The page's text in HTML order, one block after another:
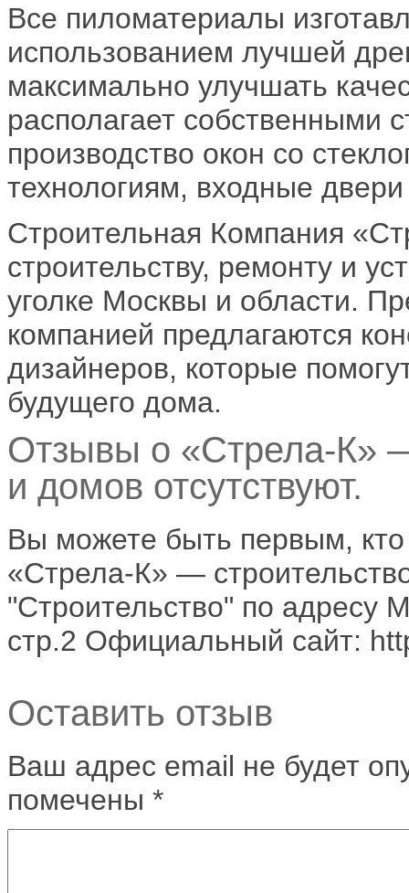
Все пиломатериалы
использованием лучшей
максимально улучшать
располагает собственными
производство окон со
технологиям, входные
Строительная Компания
строительству, ремонту и
уголке Москвы и области.
компанией предлагаются
дизайнеров, которые
будущего дома.
Отзывы о «Стрела-К»
и домов отсутствуют.
Вы можете быть первым,
«Стрела-К» —
"Строительство" по адресу
стр.2 Официальный сайт:
Оставить отзыв
Ваш адрес email не будет
помечены *